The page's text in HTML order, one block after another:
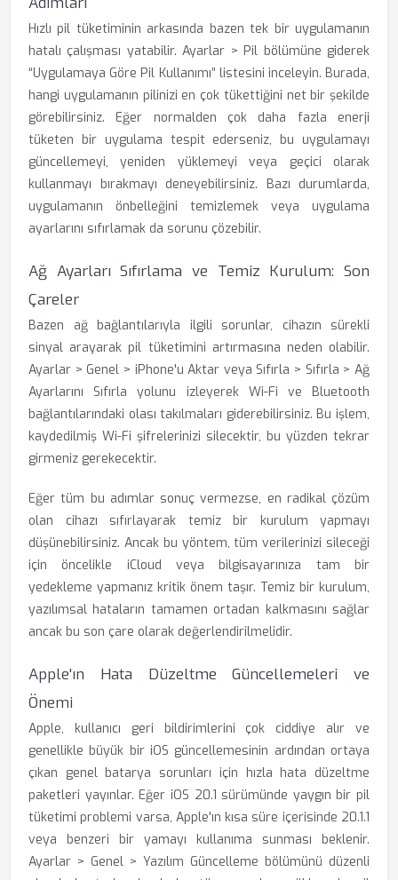
Hızlı pil tüketiminin arkasında bazen tek bir uygulamanın
hatalı çalışması yatabilir. Ayarlar > Pil bölümüne giderek
“Uygulamaya Göre Pil Kullanımı” listesini inceleyin. Burada,
hangi uygulamanın pilinizi en çok tükettiğini net bir şekilde
görebilirsiniz. Eğer normalden çok daha fazla enerji
tüketen bir uygulama tespit ederseniz, bu uygulamayı
güncellemeyi, yeniden yüklemeyi veya geçici olarak
kullanmayı bırakmayı deneyebilirsiniz. Bazı durumlarda,
uygulamanın önbelleğini temizlemek veya uygulama
ayarlarını sıfırlamak da sorunu çözebilir.
Ağ Ayarları Sıfırlama ve Temiz Kurulum: Son
Çareler
Bazen ağ bağlantılarıyla ilgili sorunlar, cihazın sürekli
sinyal arayarak pil tüketimini artırmasına neden olabilir.
Ayarlar > Genel > iPhone'u Aktar veya Sıfırla > Sıfırla > Ağ
Ayarlarını Sıfırla yolunu izleyerek Wi-Fi ve Bluetooth
bağlantılarındaki olası takılmaları giderebilirsiniz. Bu işlem,
kaydedilmiş Wi-Fi şifrelerinizi silecektir, bu yüzden tekrar
girmeniz gerekecektir.
Eğer tüm bu adımlar sonuç vermezse, en radikal çözüm
olan cihazı sıfırlayarak temiz bir kurulum yapmayı
düşünebilirsiniz. Ancak bu yöntem, tüm verilerinizi sileceği
için öncelikle iCloud veya bilgisayarınıza tam bir
yedekleme yapmanız kritik önem taşır. Temiz bir kurulum,
yazılımsal hataların tamamen ortadan kalkmasını sağlar
ancak bu son çare olarak değerlendirilmelidir.
Apple'ın Hata Düzeltme Güncellemeleri ve
Önemi
Apple, kullanıcı geri bildirimlerini çok ciddiye alır ve
genellikle büyük bir iOS güncellemesinin ardından ortaya
çıkan genel batarya sorunları için hızla hata düzeltme
paketleri yayınlar. Eğer iOS 20.1 sürümünde yaygın bir pil
tüketimi problemi varsa, Apple'ın kısa süre içerisinde 20.1.1
veya benzeri bir yamayı kullanıma sunması beklenir.
Ayarlar > Genel > Yazılım Güncelleme bölümünü düzenli